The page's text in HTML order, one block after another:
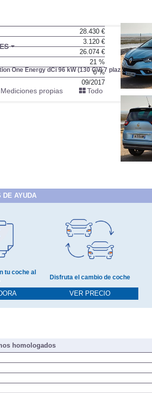
One Energy dCi 96 kW (130 CV) 7 plazas
Mediciones propias Todo
28.430 €
3.120 €
26.074 €
21 %
0 %
09/2017
DE AYUDA
tu coche al
Disfruta el cambio de coche
VER PRECIO
homologados